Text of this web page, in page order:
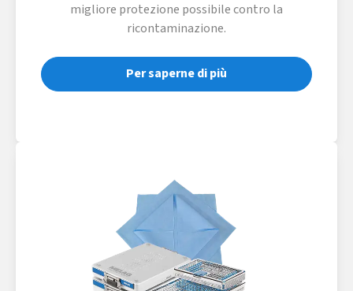
migliore protezione possibile contro la
ricontaminazione.
Per saperne di più